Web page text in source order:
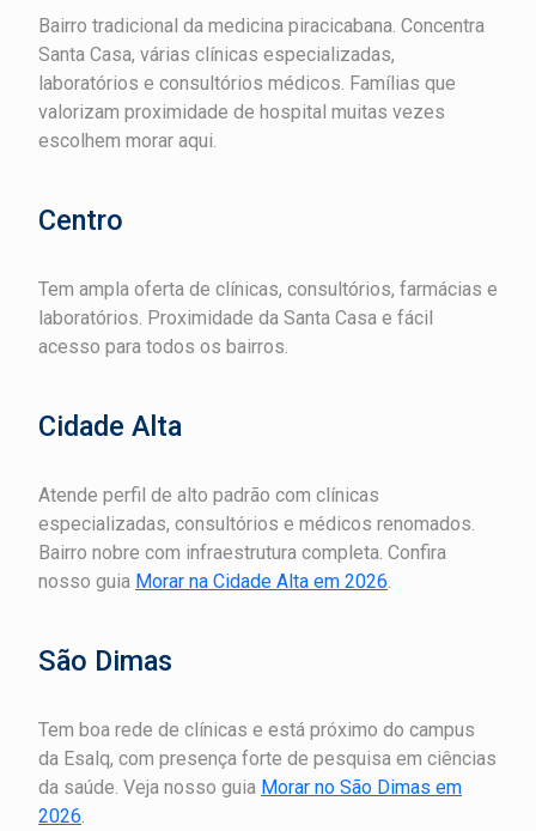
Bairro tradicional da medicina piracicabana. Concentra
Santa Casa, várias clínicas especializadas,
laboratórios e consultórios médicos. Famílias que
valorizam proximidade de hospital muitas vezes
escolhem morar aqui.
Centro
Tem ampla oferta de clínicas, consultórios, farmácias e
laboratórios. Proximidade da Santa Casa e fácil
acesso para todos os bairros.
Cidade Alta
Atende perfil de alto padrão com clínicas
especializadas, consultórios e médicos renomados.
Bairro nobre com infraestrutura completa. Confira
nosso guia Morar na Cidade Alta em 2026.
São Dimas
Tem boa rede de clínicas e está próximo do campus
da Esalq, com presença forte de pesquisa em ciências
da saúde. Veja nosso guia Morar no São Dimas em
2026.